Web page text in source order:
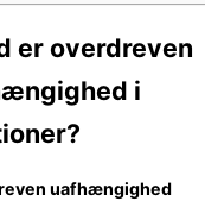
er overdreven
i
uafhængighed